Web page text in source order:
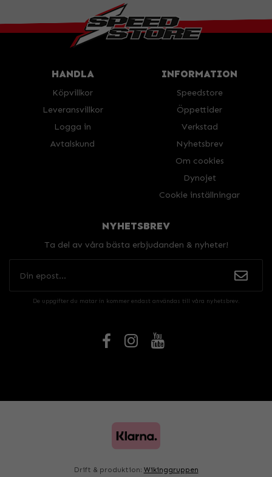
HANDLA
Köpvillkor
Leveransvillkor
Logga in
Avtalskund
INFORMATION
Speedstore
Öppettider
Verkstad
Nyhetsbrev
Om cookies
Dynojet
Cookie inställningar
NYHETSBREV
Ta del av våra bästa erbjudanden & nyheter!
De uppgifter du matar in kommer endast användas till våra nyhetsbrev.
Drift & produktion: Wikinggruppen